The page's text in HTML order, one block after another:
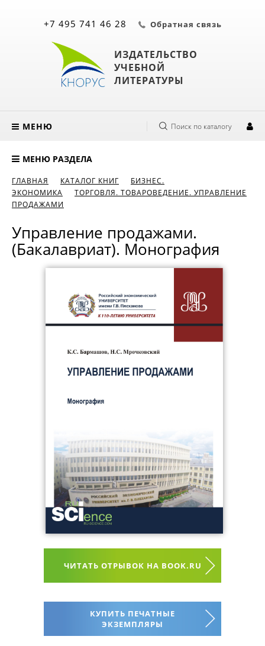
ИЗДАТЕЛЬСТВО
УЧЕБНОЙ
ЛИТЕРАТУРЫ
+7 495 741 46 28 Обратная связь
МЕНЮ Поиск по каталогу
МЕНЮ РАЗДЕЛА
ГЛАВНАЯ КАТАЛОГ КНИГ
БИЗНЕС.
ЭКОНОМИКА
ТОРГОВЛЯ. ТОВАРОВЕДЕНИЕ. УПРАВЛЕНИЕ
ПРОДАЖАМИ
Управление продажами.
(Бакалавриат). Монография
ЧИТАТЬ ОТРЫВОК НА BOOK.RU
КУПИТЬ ПЕЧАТНЫЕ
ЭКЗЕМПЛЯРЫ